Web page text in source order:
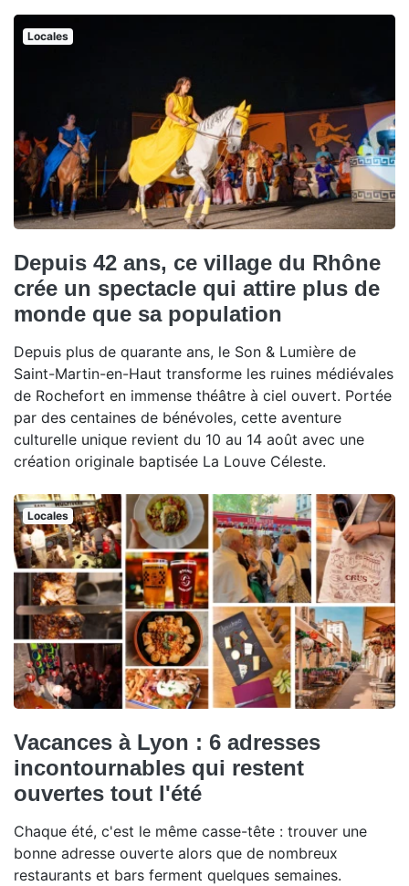
Locales
Depuis 42 ans, ce village du Rhône
crée un spectacle qui attire plus de
monde que sa population
Depuis plus de quarante ans, le Son & Lumière de
Saint-Martin-en-Haut transforme les ruines médiévales
de Rochefort en immense théâtre à ciel ouvert. Portée
par des centaines de bénévoles, cette aventure
culturelle unique revient du 10 au 14 août avec une
création originale baptisée La Louve Céleste.
Locales
Vacances à Lyon : 6 adresses
incontournables qui restent
ouvertes tout l'été
Chaque été, c'est le même casse-tête : trouver une
bonne adresse ouverte alors que de nombreux
restaurants et bars ferment quelques semaines.